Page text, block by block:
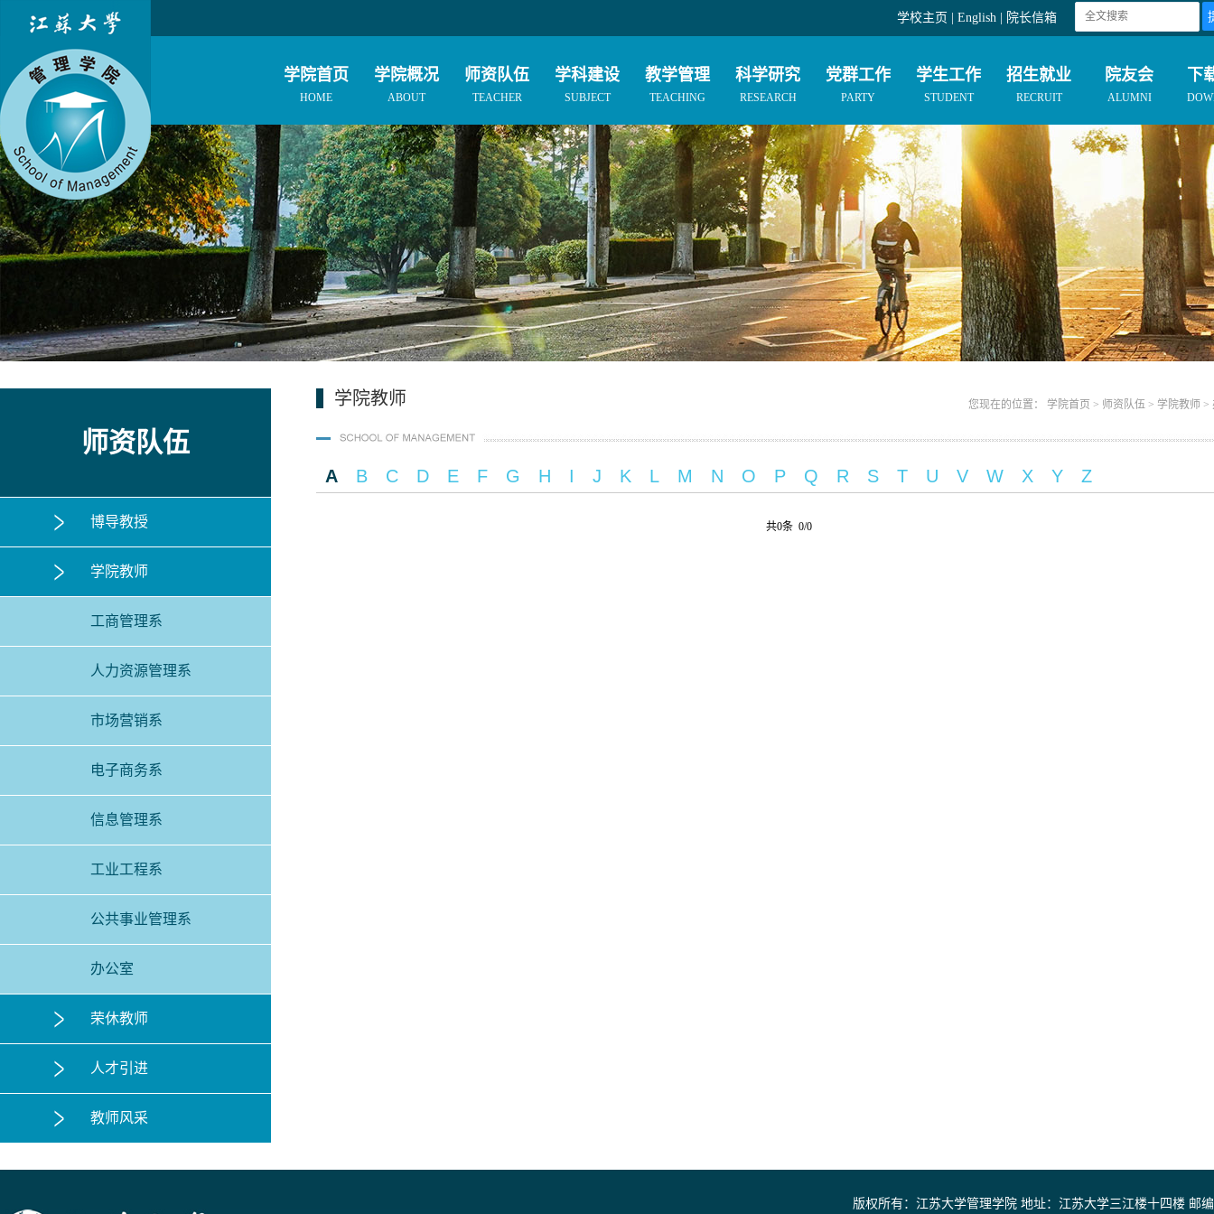
学校主页 English 院长信箱
学院首页
HOME
学院概况
ABOUT
师资队伍
TEACHER
学科建设
SUBJECT
教学管理
TEACHING
科学研究
RESEARCH
党群工作
PARTY
学生工作
STUDENT
招生就业
RECRUIT
院友会
ALUMNI
下
师资队伍
博导教授
学院教师
工商管理系
人力资源管理系
市场营销系
电子商务系
信息管理系
工业工程系
公共事业管理系
办公室
荣休教师
人才引进
教师风采
学院教师 您现在的位置： 学院首页 > 师资队伍 > 学院教师 >
A B C D E F G H I J K L M N O P Q R S T U V W X Y Z
共0条 0/0
版权所有：江苏大学管理学院 地址：江苏大学三江楼十四楼 邮编